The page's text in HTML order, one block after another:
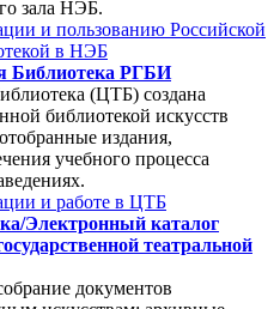
зала НЭБ.
и пользованию Российской
в НЭБ
Библиотека РГБИ
(ЦТБ) создана
библиотекой искусств
издания,
учебного процесса
и работе в ЦТБ
Электронный каталог
театральной
документов